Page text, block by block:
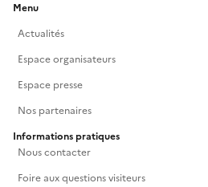
Menu
Actualités
Espace organisateurs
Espace presse
Nos partenaires
Informations pratiques
Nous contacter
Foire aux questions visiteurs